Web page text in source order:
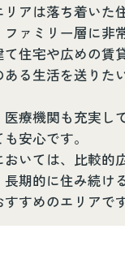
アは落ち着いた
ファミリー層に非
て住宅や広めの賃
ある生活を送りた
医療機関も充実し
安心です。
いては、比較的
期的に住み続け
すめのエリアです